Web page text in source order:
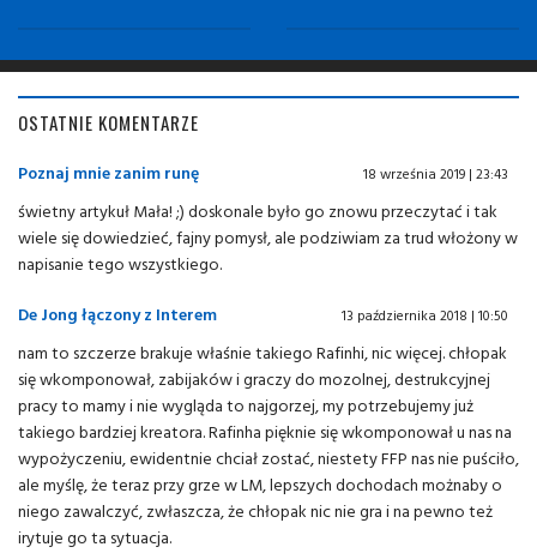
OSTATNIE KOMENTARZE
Poznaj mnie zanim runę 18 września 2019 | 23:43
świetny artykuł Mała! ;) doskonale było go znowu przeczytać i tak
wiele się dowiedzieć, fajny pomysł, ale podziwiam za trud włożony w
napisanie tego wszystkiego.
De Jong łączony z Interem
13 października 2018 | 10:50
nam to szczerze brakuje właśnie takiego Rafinhi, nic więcej. chłopak
się wkomponował, zabijaków i graczy do mozolnej, destrukcyjnej
pracy to mamy i nie wygląda to najgorzej, my potrzebujemy już
takiego bardziej kreatora. Rafinha pięknie się wkomponował u nas na
wypożyczeniu, ewidentnie chciał zostać, niestety FFP nas nie puściło,
ale myślę, że teraz przy grze w LM, lepszych dochodach możnaby o
niego zawalczyć, zwłaszcza, że chłopak nic nie gra i na pewno też
irytuje go ta sytuacja.